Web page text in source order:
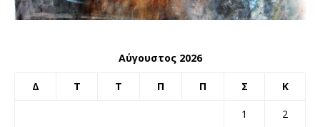
Αύγουστος 2026
Δ Τ Τ Π Π Σ Κ
1
2